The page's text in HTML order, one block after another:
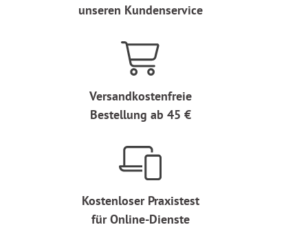
unseren Kundenservice
Versandkostenfreie
Bestellung ab 45 €
Kostenloser Praxistest
für Online-Dienste